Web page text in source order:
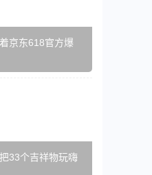
京东618官方爆
33个吉祥物玩嗨